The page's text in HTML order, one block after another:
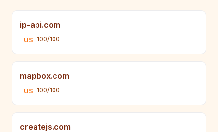
ip-api.com
US 100/100
mapbox.com
US 100/100
createjs.com